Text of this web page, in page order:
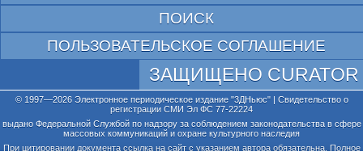
ПОИСК
ПОЛЬЗОВАТЕЛЬСКОЕ СОГЛАШЕНИЕ
ЗАЩИЩЕНО CURATOR
© 1997—2026 Электронное периодическое издание "3ДНьюс" | Свидетельство о
регистрации СМИ Эл ФС 77-22224
выдано Федеральной Службой по надзору за соблюдением законодательства в сфере
массовых коммуникаций и охране культурного наследия
При цитировании документа ссылка на сайт с указанием автора обязательна. Полное